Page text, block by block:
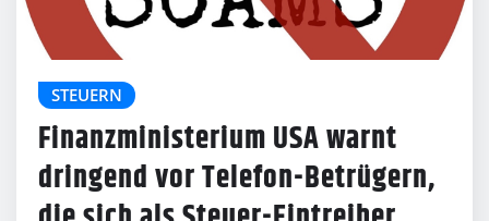
STEUERN
Finanzministerium USA warnt
dringend vor Telefon-Betrügern,